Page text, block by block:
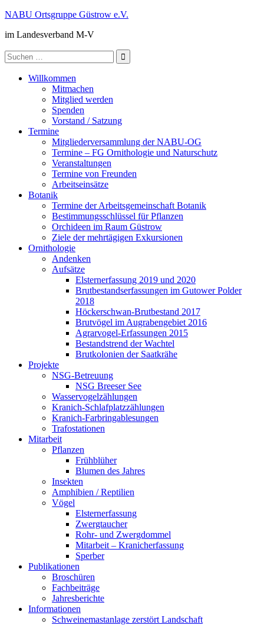
Zum
springen
NABU Ortsgruppe Güstrow e.V.
im Landesverband M-V
Suche
nach:
Willkommen
Mitmachen
Mitglied werden
Spenden
Vorstand / Satzung
Termine
Mitgliederversammlung der NABU-OG
Termine – FG Ornithologie und Naturschutz
Veranstaltungen
Termine von Freunden
Arbeitseinsätze
Botanik
Termine der Arbeitsgemeinschaft Botanik
Bestimmungsschlüssel für Pflanzen
Orchideen im Raum Güstrow
Ziele der mehrtägigen Exkursionen
Ornithologie
Andenken
Aufsätze
Elsternerfassung 2019 und 2020
Brutbestandserfassungen im Gutower Polder
2018
Höckerschwan-Brutbestand 2017
Brutvögel im Augrabengebiet 2016
Agrarvogel-Erfassungen 2015
Bestandstrend der Wachtel
Brutkolonien der Saatkrähe
Projekte
NSG-Betreuung
NSG Breeser See
Wasservogelzählungen
Kranich-Schlafplatzzählungen
Kranich-Farbringablesungen
Trafostationen
Mitarbeit
Pflanzen
Frühblüher
Blumen des Jahres
Insekten
Amphibien / Reptilien
Vögel
Elsternerfassung
Zwergtaucher
Rohr- und Zwergdommel
Mitarbeit – Kranicherfassung
Sperber
Publikationen
Broschüren
Fachbeiträge
Jahresberichte
Informationen
Schweinemastanlage zerstört Landschaft